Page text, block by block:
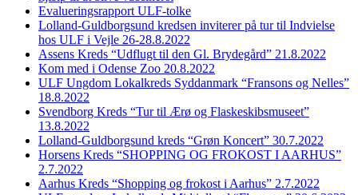
Evalueringsrapport ULF-tolke
Lolland-Guldborgsund kredsen inviterer på tur til Indvielse
hos ULF i Vejle 26-28.8.2022
Assens Kreds “Udflugt til den Gl. Brydegård” 21.8.2022
Kom med i Odense Zoo 20.8.2022
ULF Ungdom Lokalkreds Syddanmark “Fransons og Nelles”
18.8.2022
Svendborg Kreds “Tur til Ærø og Flaskeskibsmuseet”
13.8.2022
Lolland-Guldborgsund kreds “Grøn Koncert” 30.7.2022
Horsens Kreds “SHOPPING OG FROKOST I AARHUS”
2.7.2022
Aarhus Kreds “Shopping og frokost i Aarhus” 2.7.2022